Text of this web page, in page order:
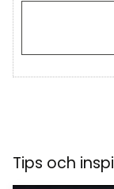
Tips och